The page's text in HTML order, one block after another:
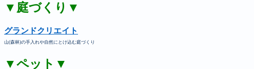
▼庭づくり▼
グランドクリエイト
山(森林)の手入れや自然にとけ込む庭づくり
▼ペット▼